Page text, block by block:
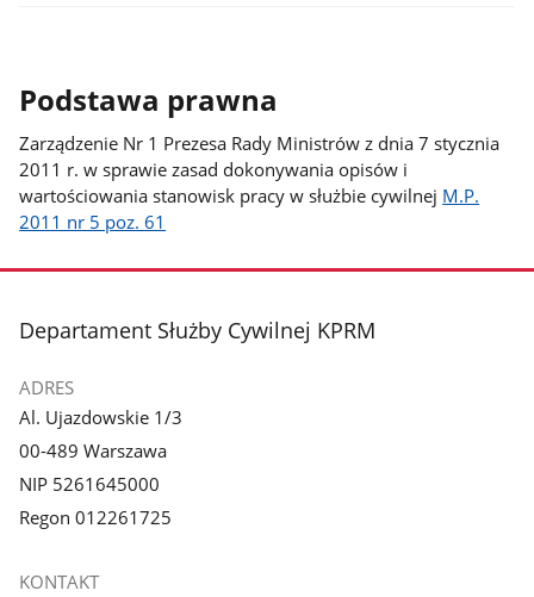
Podstawa prawna
Zarządzenie Nr 1 Prezesa Rady Ministrów z dnia 7 stycznia
2011 r. w sprawie zasad dokonywania opisów i
wartościowania stanowisk pracy w służbie cywilnej M.P.
2011 nr 5 poz. 61
stopka
Departament Służby Cywilnej KPRM
ADRES
Al. Ujazdowskie 1/3
00-489 Warszawa
NIP 5261645000
Regon 012261725
KONTAKT